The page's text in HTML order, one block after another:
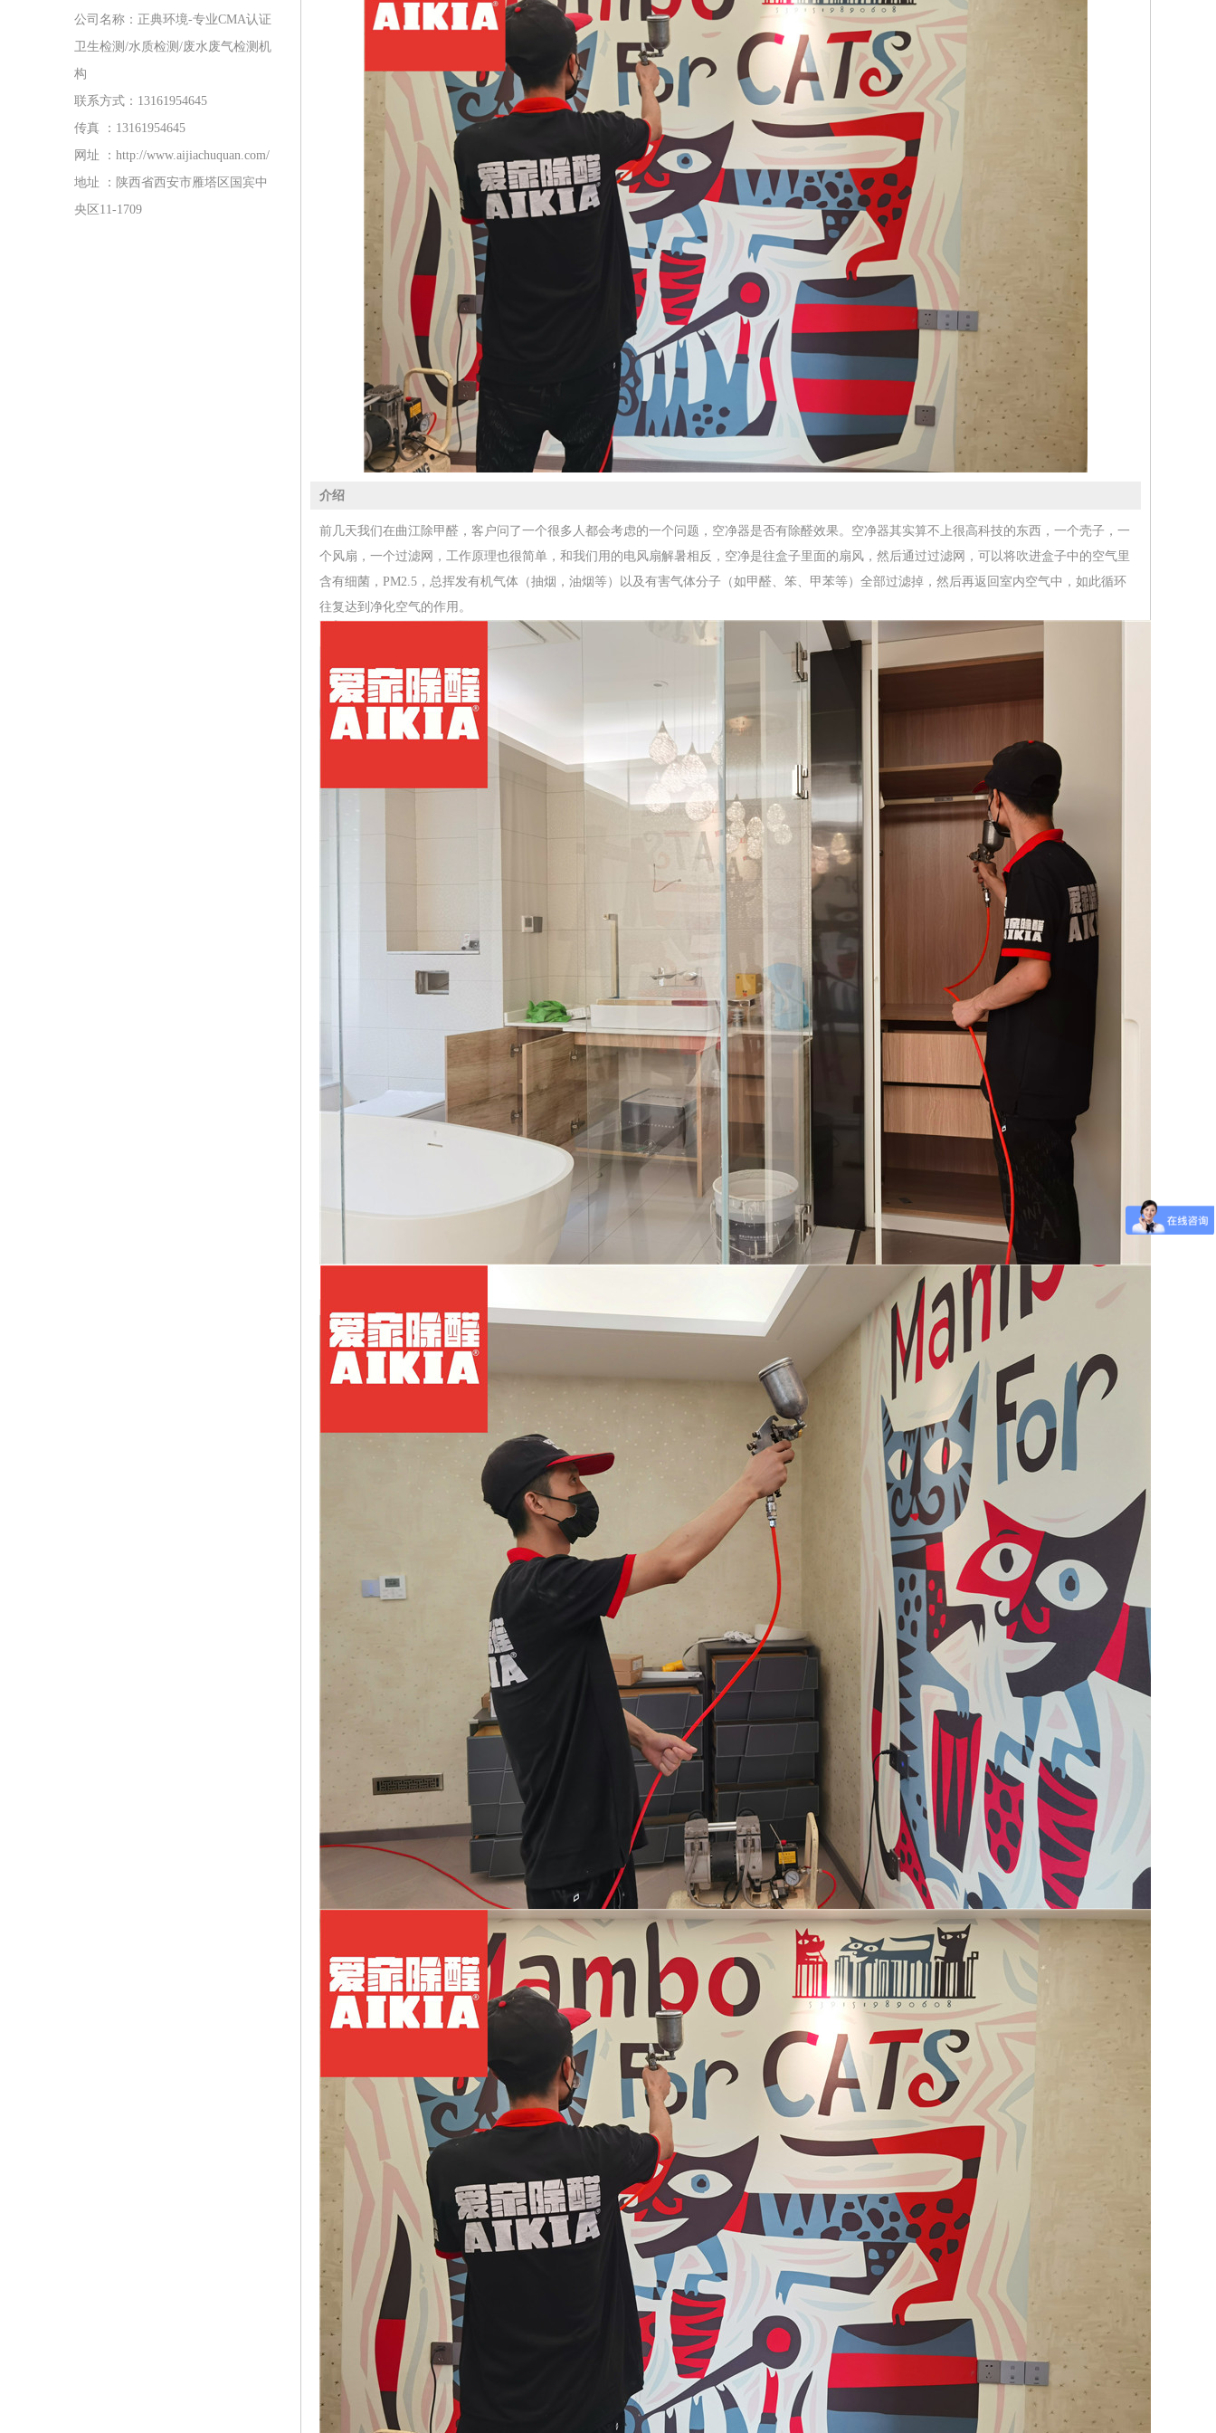
公司名称：正典环境-专业CMA认证
卫生检测/水质检测/废水废气检测机
构
联系方式：13161954645
传真 ：13161954645
网址 ：http://www.aijiachuquan.com/
地址 ：陕西省西安市雁塔区国宾中
央区11-1709
介绍
前几天我们在曲江除甲醛，客户问了一个很多人都会考虑的一个问题，空净器是否有除醛效果。空净器其实算不上很高科技的东西，一个壳子，一
个风扇，一个过滤网，工作原理也很简单，和我们用的电风扇解暑相反，空净是往盒子里面的扇风，然后通过过滤网，可以将吹进盒子中的空气里
含有细菌，PM2.5，总挥发有机气体（抽烟，油烟等）以及有害气体分子（如甲醛、笨、甲苯等）全部过滤掉，然后再返回室内空气中，如此循环
往复达到净化空气的作用。